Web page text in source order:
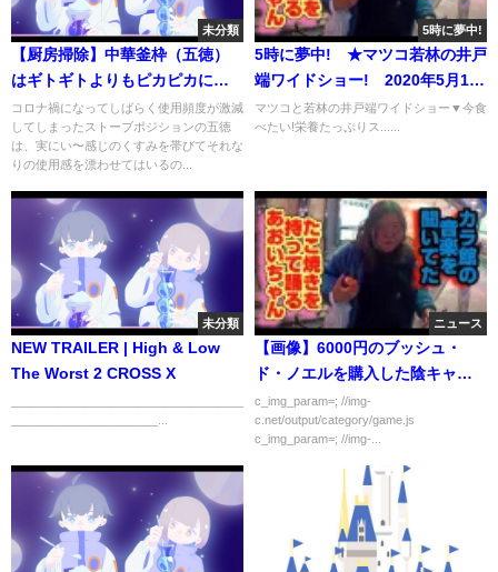
未分類
【厨房掃除】中華釜枠（五徳）
はギトギトよりもピカピカにし
ていたいから。 Kitchen
cleanup purify your Chinese
wok.
コロナ禍になってしばらく使用頻度が激減
してしまったストーブポジションの五徳
は、実にい〜感じのくすみを帯びてそれな
りの使用感を漂わせてはいるの...
5時に夢中!
5時に夢中! ★マツコ若林の井戸
端ワイドショー! 2020年5月18
日
マツコと若林の井戸端ワイドショー▼今食
べたい!栄養たっぷりス......
未分類
NEW TRAILER | High & Low
The Worst 2 CROSS X
_______________________________________________
ニュース
【画像】6000円のブッシュ・
ド・ノエルを購入した陰キャの
末路・・・
c_img_param=; //img-
c.net/output/category/game.js
c_img_param=; //img-...